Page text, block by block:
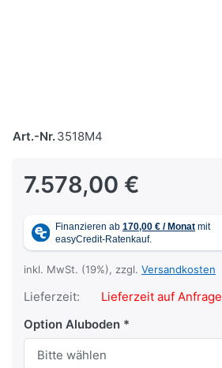
Art.-Nr.3518M4
7.578,00 €
inkl. MwSt. (19%), zzgl. Versandkosten
Lieferzeit:
Lieferzeit auf Anfrage
Option Aluboden